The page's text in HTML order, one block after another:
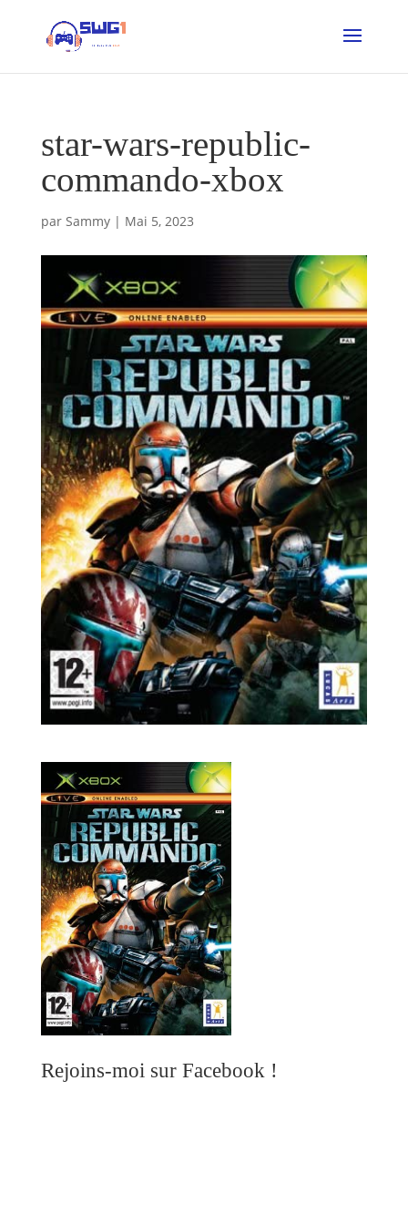
star-wars-republic-
commando-xbox
par Sammy| Mai 5, 2023
Rejoins-moi sur Facebook !